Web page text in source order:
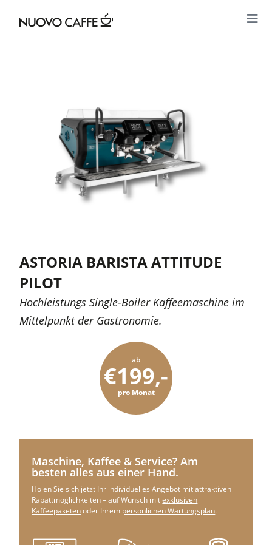
ASTORIA BARISTA ATTITUDE
PILOT
Hochleistungs Single-Boiler Kaffeemaschine im
Mittelpunkt der Gastronomie.
ab
€199,-
pro Monat
Maschine, Kaffee & Service? Am
besten alles aus einer Hand.
Holen Sie sich jetzt Ihr individuelles Angebot mit attraktiven
Rabattmöglichkeiten – auf Wunsch mitexklusiven
Kaffeepaketenoder Ihrem persönlichen Wartungsplan.